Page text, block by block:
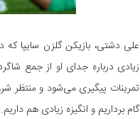
علی دشتی، بازیکن گلزن سایپا که
زیادی درباره جدای او از جمع
تمرینات پیگیری می‌شود و منتظر
گام برداریم و انگیزه زیادی هم داریم.